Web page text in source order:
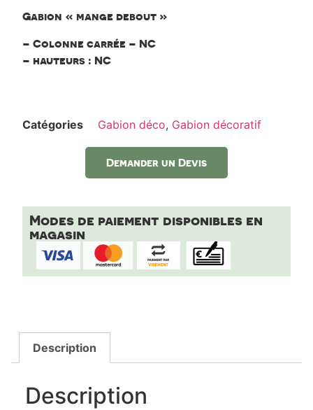
Gabion « mange debout »
– Colonne carrée – NC
– hauteurs : NC
Catégories Gabion déco, Gabion décoratif
Demander un Devis
Modes de paiement disponibles en
magasin
Description
Description